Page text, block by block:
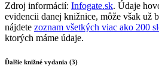
Zdroj informácií: Infogate.sk. Údaje
evidencii danej knižnice, môže však už
nájdete zoznam všetkých viac ako 200
ktorých máme údaje.
Ďalšie knižné vydania (3)